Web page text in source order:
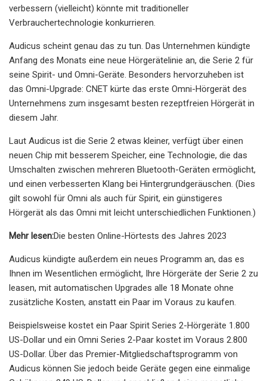
verbessern (vielleicht) könnte mit traditioneller
Verbrauchertechnologie konkurrieren.
Audicus scheint genau das zu tun. Das Unternehmen kündigte
Anfang des Monats eine neue Hörgerätelinie an, die Serie 2 für
seine Spirit- und Omni-Geräte. Besonders hervorzuheben ist
das Omni-Upgrade: CNET kürte das erste Omni-Hörgerät des
Unternehmens zum insgesamt besten rezeptfreien Hörgerät in
diesem Jahr.
Laut Audicus ist die Serie 2 etwas kleiner, verfügt über einen
neuen Chip mit besserem Speicher, eine Technologie, die das
Umschalten zwischen mehreren Bluetooth-Geräten ermöglicht,
und einen verbesserten Klang bei Hintergrundgeräuschen. (Dies
gilt sowohl für Omni als auch für Spirit, ein günstigeres
Hörgerät als das Omni mit leicht unterschiedlichen Funktionen.)
Mehr lesen:Die besten Online-Hörtests des Jahres 2023
Audicus kündigte außerdem ein neues Programm an, das es
Ihnen im Wesentlichen ermöglicht, Ihre Hörgeräte der Serie 2 zu
leasen, mit automatischen Upgrades alle 18 Monate ohne
zusätzliche Kosten, anstatt ein Paar im Voraus zu kaufen.
Beispielsweise kostet ein Paar Spirit Series 2-Hörgeräte 1.800
US-Dollar und ein Omni Series 2-Paar kostet im Voraus 2.800
US-Dollar. Über das Premier-Mitgliedschaftsprogramm von
Audicus können Sie jedoch beide Geräte gegen eine einmalige